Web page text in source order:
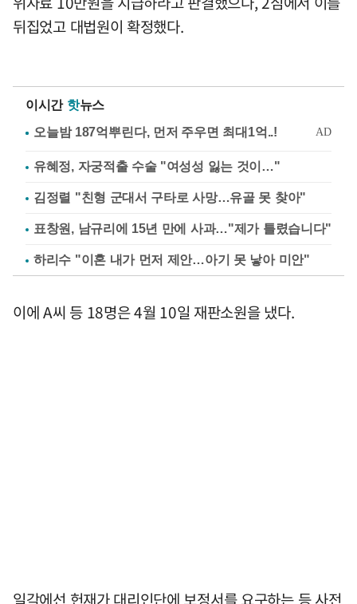
뒤집었고 대법원이 확정했다.
이시간 핫뉴스
유혜정, 자궁적출 수술 "여성성 잃는 것이…"
김정렬 "친형 군대서 구타로 사망…유골 못 찾아"
표창원, 남규리에 15년 만에 사과…"제가 틀렸습니다"
하리수 "이혼 내가 먼저 제안…아기 못 낳아 미안"
이에 A씨 등 18명은 4월 10일 재판소원을 냈다.
일각에선 헌재가 대리인단에 보정서를 요구하는 등 사전